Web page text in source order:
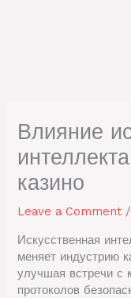
Влияние
казино
Leave a Comment /
Искусственная
меняет индустрию
улучшая встречи с
протоколов